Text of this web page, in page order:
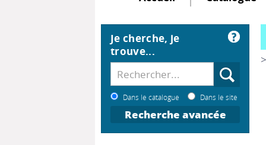
Je cherche, je
trouve...
Dans le catalogue Dans le site
Recherche avancée